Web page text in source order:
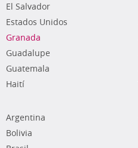
El Salvador
Estados Unidos
Granada
Guadalupe
Guatemala
Haití
Argentina
Bolivia